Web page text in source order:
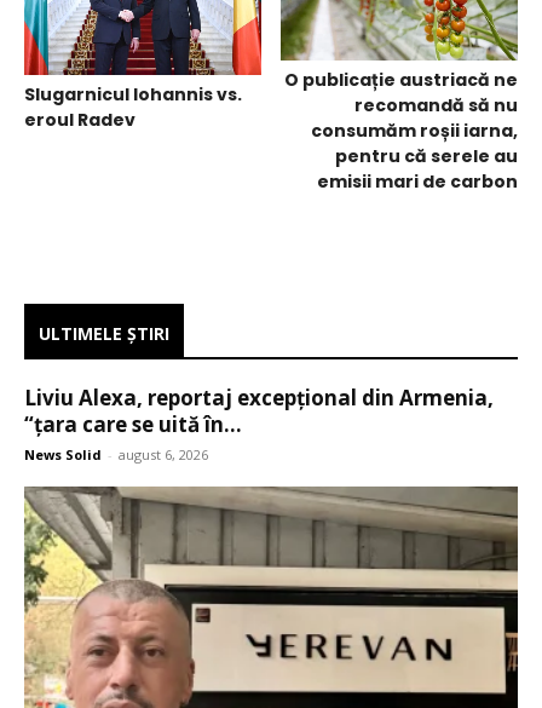
Slugarnicul Iohannis vs.
eroul Radev
O publicație austriacă ne
recomandă să nu
consumăm roșii iarna,
pentru că serele au
emisii mari de carbon
ULTIMELE ŞTIRI
Liviu Alexa, reportaj excepțional din Armenia,
“țara care se uită în...
News Solid - august 6, 2026